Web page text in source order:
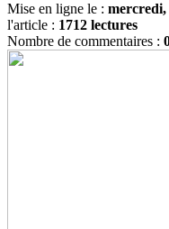
Mise en ligne le : mercredi,
l'article : 1712 lectures
Nombre de commentaires :